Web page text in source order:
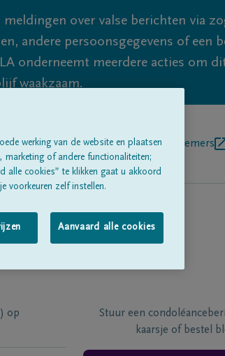
over valse berichten via
andere persoonsgegevens of een
onderneemt meerdere acties om
waakzaam.
Over onsBegrafenisondernemers
op
Stuur een
kaarsje of bestel
werking van de website en plaatsen
of andere functionaliteiten;
alle cookies” te klikken gaat u akkoord
voorkeuren zelf instellen.
Aanvaard alle cookies